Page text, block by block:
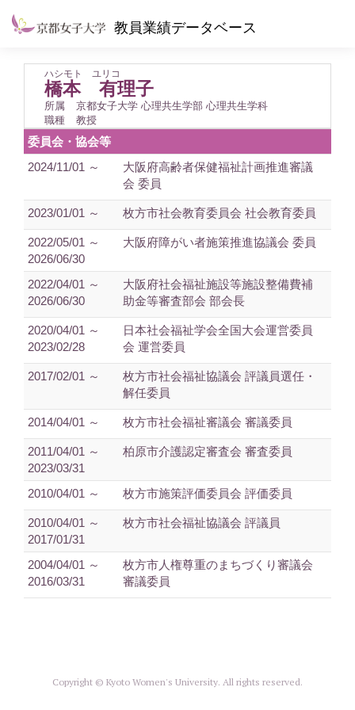
教員業績データベース
ハシモト ユリコ
橋本 有理子
所属
京都女子大学 心理共生学部 心理共生学科
職種
教授
委員会・協会等
2024/11/01 ～
大阪府高齢者保健福祉計画推進審議
会 委員
2023/01/01 ～ 枚方市社会教育委員会 社会教育委員
2022/05/01 ～
2026/06/30
大阪府障がい者施策推進協議会 委員
2022/04/01 ～
2026/06/30
大阪府社会福祉施設等施設整備費補
助金等審査部会 部会長
2020/04/01 ～
2023/02/28
日本社会福祉学会全国大会運営委員
会 運営委員
2017/02/01 ～
枚方市社会福祉協議会 評議員選任・
解任委員
2014/04/01 ～ 枚方市社会福祉審議会 審議委員
2011/04/01 ～
2023/03/31
柏原市介護認定審査会 審査委員
2010/04/01 ～ 枚方市施策評価委員会 評価委員
2010/04/01 ～
2017/01/31
枚方市社会福祉協議会 評議員
2004/04/01 ～
2016/03/31
枚方市人権尊重のまちづくり審議会
審議委員
Copyright © Kyoto Women's University. All rights reserved.